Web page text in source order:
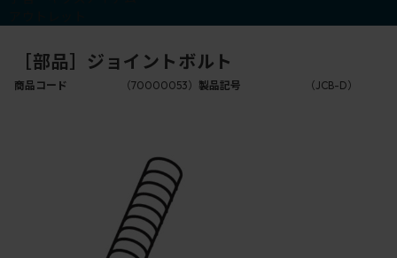
［部品］ジョイントボルト
商品コード （70000053） 製品記号 （JCB-D）